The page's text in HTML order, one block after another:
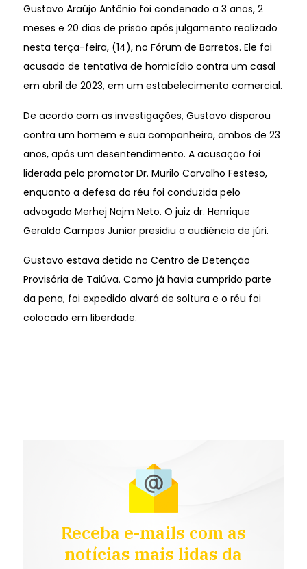
Gustavo Araújo Antônio foi condenado a 3 anos, 2
meses e 20 dias de prisão após julgamento realizado
nesta terça-feira, (14), no Fórum de Barretos. Ele foi
acusado de tentativa de homicídio contra um casal
em abril de 2023, em um estabelecimento comercial.
De acordo com as investigações, Gustavo disparou
contra um homem e sua companheira, ambos de 23
anos, após um desentendimento. A acusação foi
liderada pelo promotor Dr. Murilo Carvalho Festeso,
enquanto a defesa do réu foi conduzida pelo
advogado Merhej Najm Neto. O juiz dr. Henrique
Geraldo Campos Junior presidiu a audiência de júri.
Gustavo estava detido no Centro de Detenção
Provisória de Taiúva. Como já havia cumprido parte
da pena, foi expedido alvará de soltura e o réu foi
colocado em liberdade.
Receba e-mails com as
notícias mais lidas da